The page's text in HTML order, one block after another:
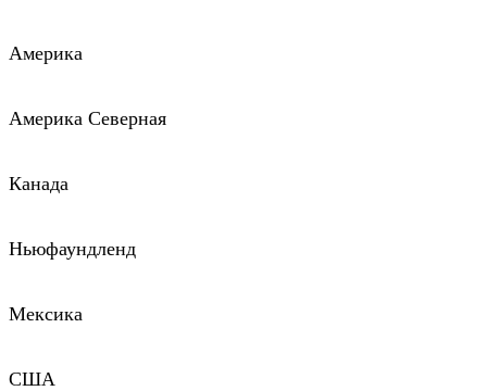
Америка
Америка Северная
Канада
Ньюфаундленд
Мексика
США